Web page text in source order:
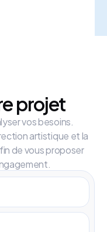
projet
vos besoins.
artistique et la
de vous proposer